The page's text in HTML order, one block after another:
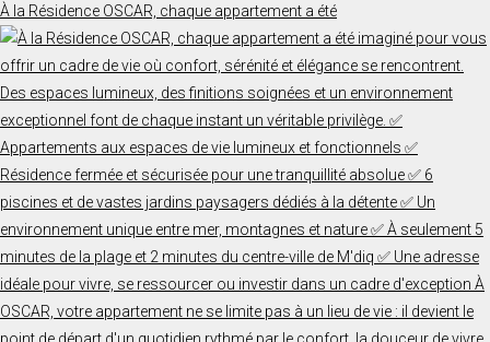
À la Résidence OSCAR, chaque appartement a été